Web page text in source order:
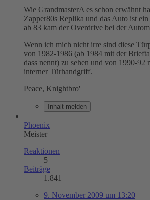
Wie GrandmasterA es schon erwähnt
Zapper80s Replika und das Auto ist
ab 83 kam der Overdrive bei der
Wenn ich mich nicht irre sind diese
von 1982-1986 (ab 1984 mit der
dass nennt) zu sehen und von 1990-92
interner Türhandgriff.
Peace, Knightbro'
Inhalt melden
Phoenix
Meister
Reaktionen
5
Beiträge
1.841
9. November 2009 um 13:20